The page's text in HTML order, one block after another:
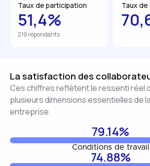
Taux de participation
51,4%
219 répondants
Taux
La satisfaction des
Ces chiffres reflètent le ressenti réel
plusieurs dimensions essentielles de
entreprise.
79.14%
Conditions de travail
74.88%